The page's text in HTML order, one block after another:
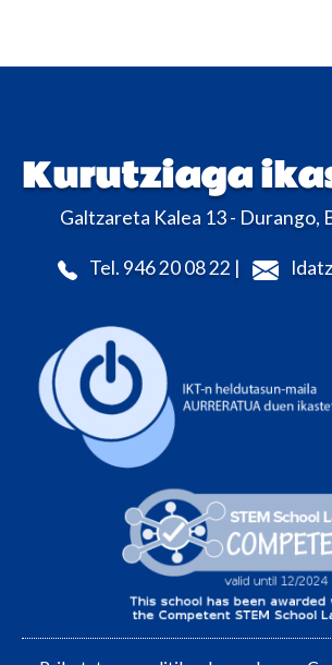
Kurutziaga
Galtzareta Kalea 13 - Durango,
Tel. 946 20 08 22 |